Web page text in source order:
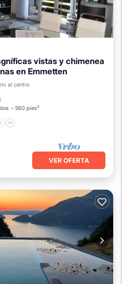
vistas y chimenea
en Emmetten
al centro
)
560 pies²
Cocina
VER OFERTA